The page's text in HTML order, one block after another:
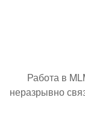
Работа в
неразрывно